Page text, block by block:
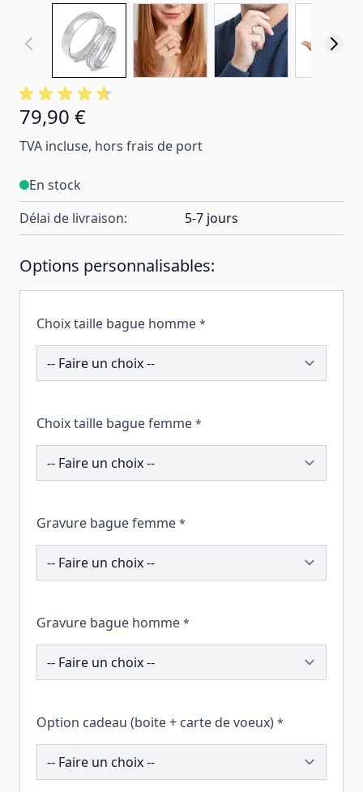
79,90 €
TVA incluse, hors frais de port
En stock
Délai de livraison:
5-7 jours
Options personnalisables:
Choix taille bague homme *
195520
Choix taille bague femme *
195575
Gravure bague femme *
195209
Gravure bague homme *
195400
Option cadeau (boite + carte de voeux) *
258814